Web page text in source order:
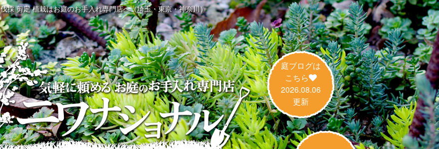
伐採 剪定 植栽はお庭のお手入れ専門店へ（埼玉・東京・神奈川）
庭ブログは
こちら
2026.08.06
更新